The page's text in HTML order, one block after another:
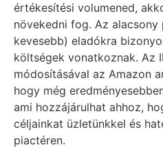
értékesítési volumened,
növekedni fog. Az
kevesebb) eladókra
költségek vonatkoznak. Az
módosításával az Amazon
hogy még
ami hozzájárulhat ahhoz,
céljainkat üzletünkkel és
piactéren.